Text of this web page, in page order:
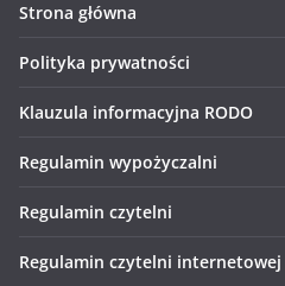
Strona główna
Polityka prywatności
Klauzula informacyjna RODO
Regulamin wypożyczalni
Regulamin czytelni
Regulamin czytelni internetowej